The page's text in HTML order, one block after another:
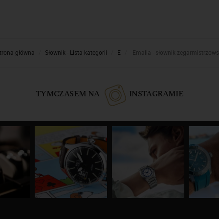
główna Słownik - Lista kategorii E Emalia - słownik
TYMCZASEM NA INSTAGRAMIE